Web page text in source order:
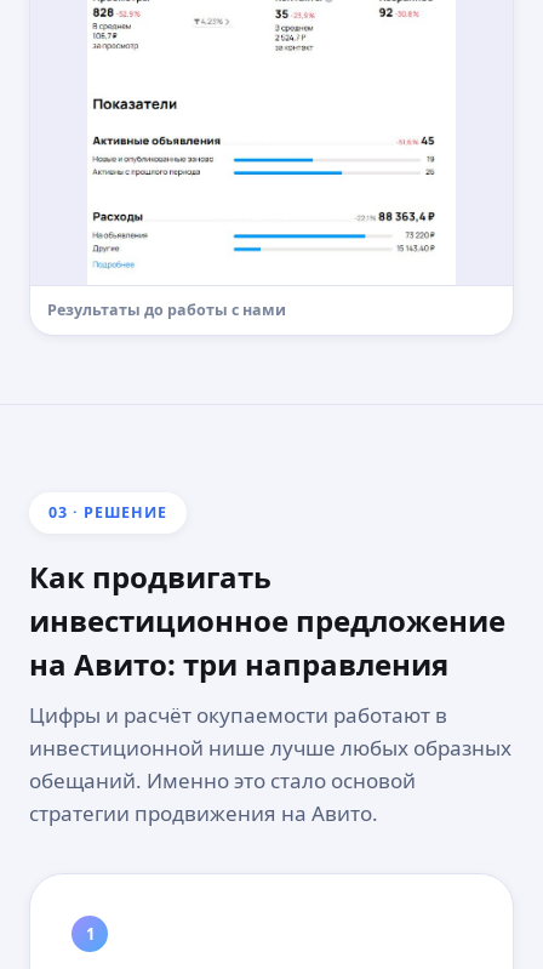
Результаты до работы с нами
03 · РЕШЕНИЕ
Как продвигать
инвестиционное предложение
на Авито: три направления
Цифры и расчёт окупаемости работают в
инвестиционной нише лучше любых образных
обещаний. Именно это стало основой
стратегии продвижения на Авито.
1